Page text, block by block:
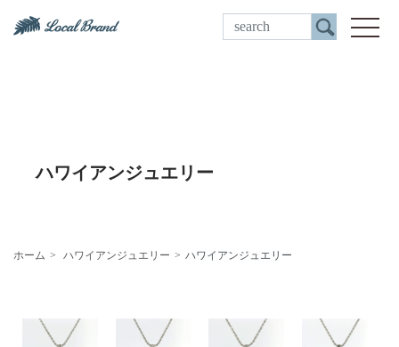
ご来店予約
ハワイアンジュエリー
ホーム ハワイアンジュエリー ハワイアンジュエリー